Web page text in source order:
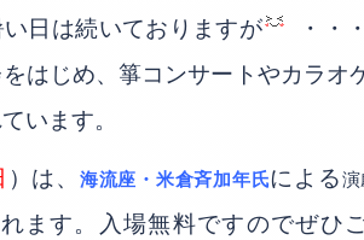
日は続いておりますが
・・
はじめ、箏コンサートやカラオ
います。
）は、 海流座・米倉斉加年氏による
ます。入場無料ですのでぜひ